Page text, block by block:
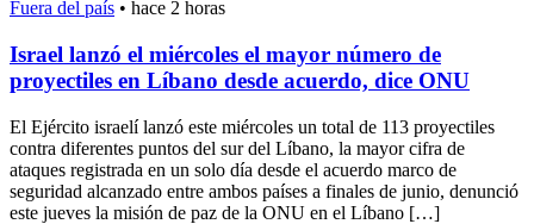
Fuera del país • hace 2 horas
Israel lanzó el miércoles el mayor número de
proyectiles en Líbano desde acuerdo, dice ONU
El Ejército israelí lanzó este miércoles un total de 113 proyectiles
contra diferentes puntos del sur del Líbano, la mayor cifra de
ataques registrada en un solo día desde el acuerdo marco de
seguridad alcanzado entre ambos países a finales de junio, denunció
este jueves la misión de paz de la ONU en el Líbano […]